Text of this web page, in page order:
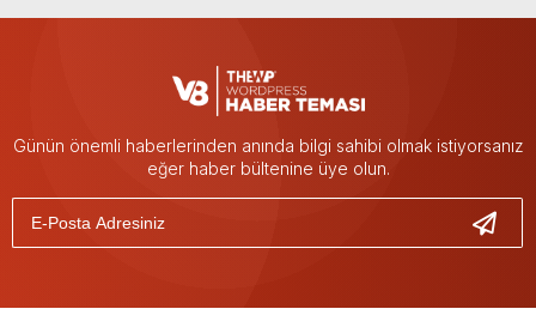
Günün önemli haberlerinden anında bilgi sahibi olmak istiyorsanız
eğer haber bültenine üye olun.